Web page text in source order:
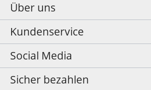
Über uns
Kundenservice
Social Media
Sicher bezahlen